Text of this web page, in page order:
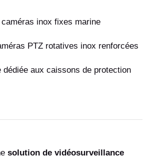
inox fixes marine
PTZ rotatives inox renforcées
dédiée aux caissons de protection
solution de vidéosurveillance